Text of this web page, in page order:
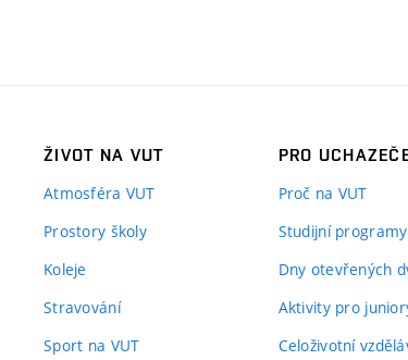
ŽIVOT NA VUT
Atmosféra VUT
Prostory školy
Koleje
Stravování
Sport na VUT
PRO
Proč na VUT
Studijní programy
Dny otevřených
Aktivity pro
Celoživotní